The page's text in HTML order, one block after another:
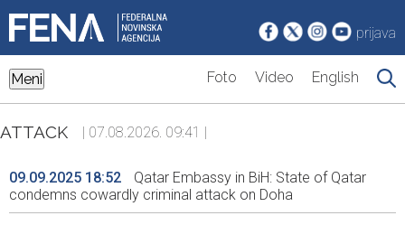
prijava
Meni Foto Video English
ATTACK | 07.08.2026. 09:41 |
09.09.2025 18:52
Qatar Embassy in BiH: State of Qatar
condemns cowardly criminal attack on Doha